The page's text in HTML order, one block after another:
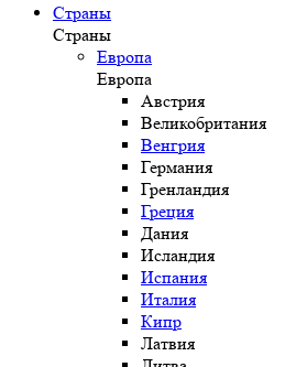
Страны
Страны
Европа
Европа
Австрия
Великобритания
Венгрия
Германия
Гренландия
Греция
Дания
Исландия
Испания
Италия
Кипр
Латвия